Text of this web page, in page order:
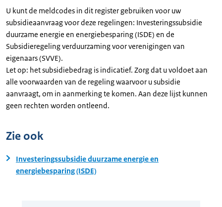
U kunt de meldcodes in dit register gebruiken voor uw
subsidieaanvraag voor deze regelingen: Investeringssubsidie
duurzame energie en energiebesparing (ISDE) en de
Subsidieregeling verduurzaming voor verenigingen van
eigenaars (SVVE).
Let op: het subsidiebedrag is indicatief. Zorg dat u voldoet aan
alle voorwaarden van de regeling waarvoor u subsidie
aanvraagt, om in aanmerking te komen. Aan deze lijst kunnen
geen rechten worden ontleend.
Zie ook
Investeringssubsidie duurzame energie en
energiebesparing (ISDE)